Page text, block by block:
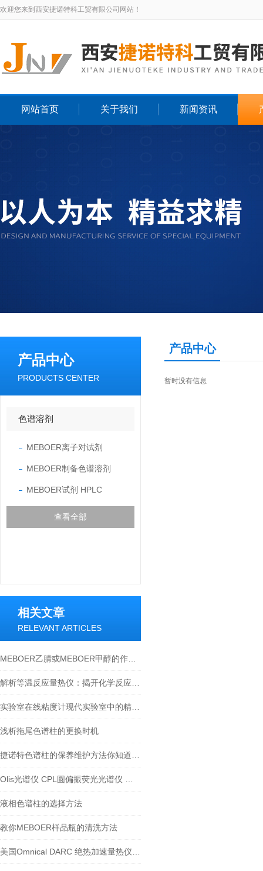
欢迎您来到西安捷诺特科工贸有限公司网站！
网站首页 关于我们 新闻资讯
产品中心
PRODUCTS CENTER
色谱溶剂
MEBOER离子对试剂
MEBOER制备色谱溶剂
MEBOER试剂 HPLC
查看全部
相关文章
RELEVANT ARTICLES
浅析拖尾色谱柱的更换时机
液相色谱柱的选择方法
教你MEBOER样品瓶的清洗方法
产品中心
暂时没有信息